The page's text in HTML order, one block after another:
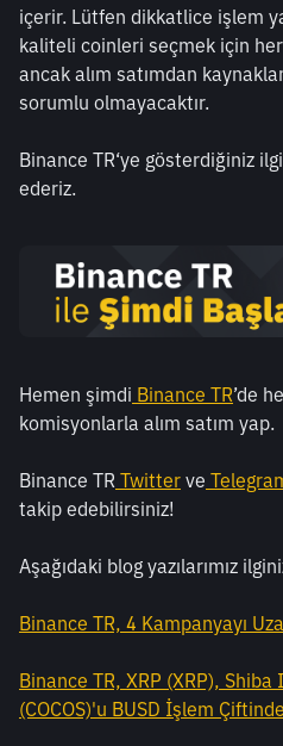
içerir. Lütfen dikkatlice işlem
kaliteli coinleri seçmek için
ancak alım satımdan
sorumlu olmayacaktır.
Binance TR‘ye gösterdiğiniz
ederiz.
Hemen şimdi Binance TR’de
komisyonlarla alım satım yap.
Binance TR Twitter ve
takip edebilirsiniz!
Aşağıdaki blog yazılarımız
Binance TR, 4 Kampanyayı
Binance TR, XRP (XRP),
(COCOS)'u BUSD İşlem